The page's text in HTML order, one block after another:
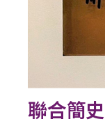
聯合簡史